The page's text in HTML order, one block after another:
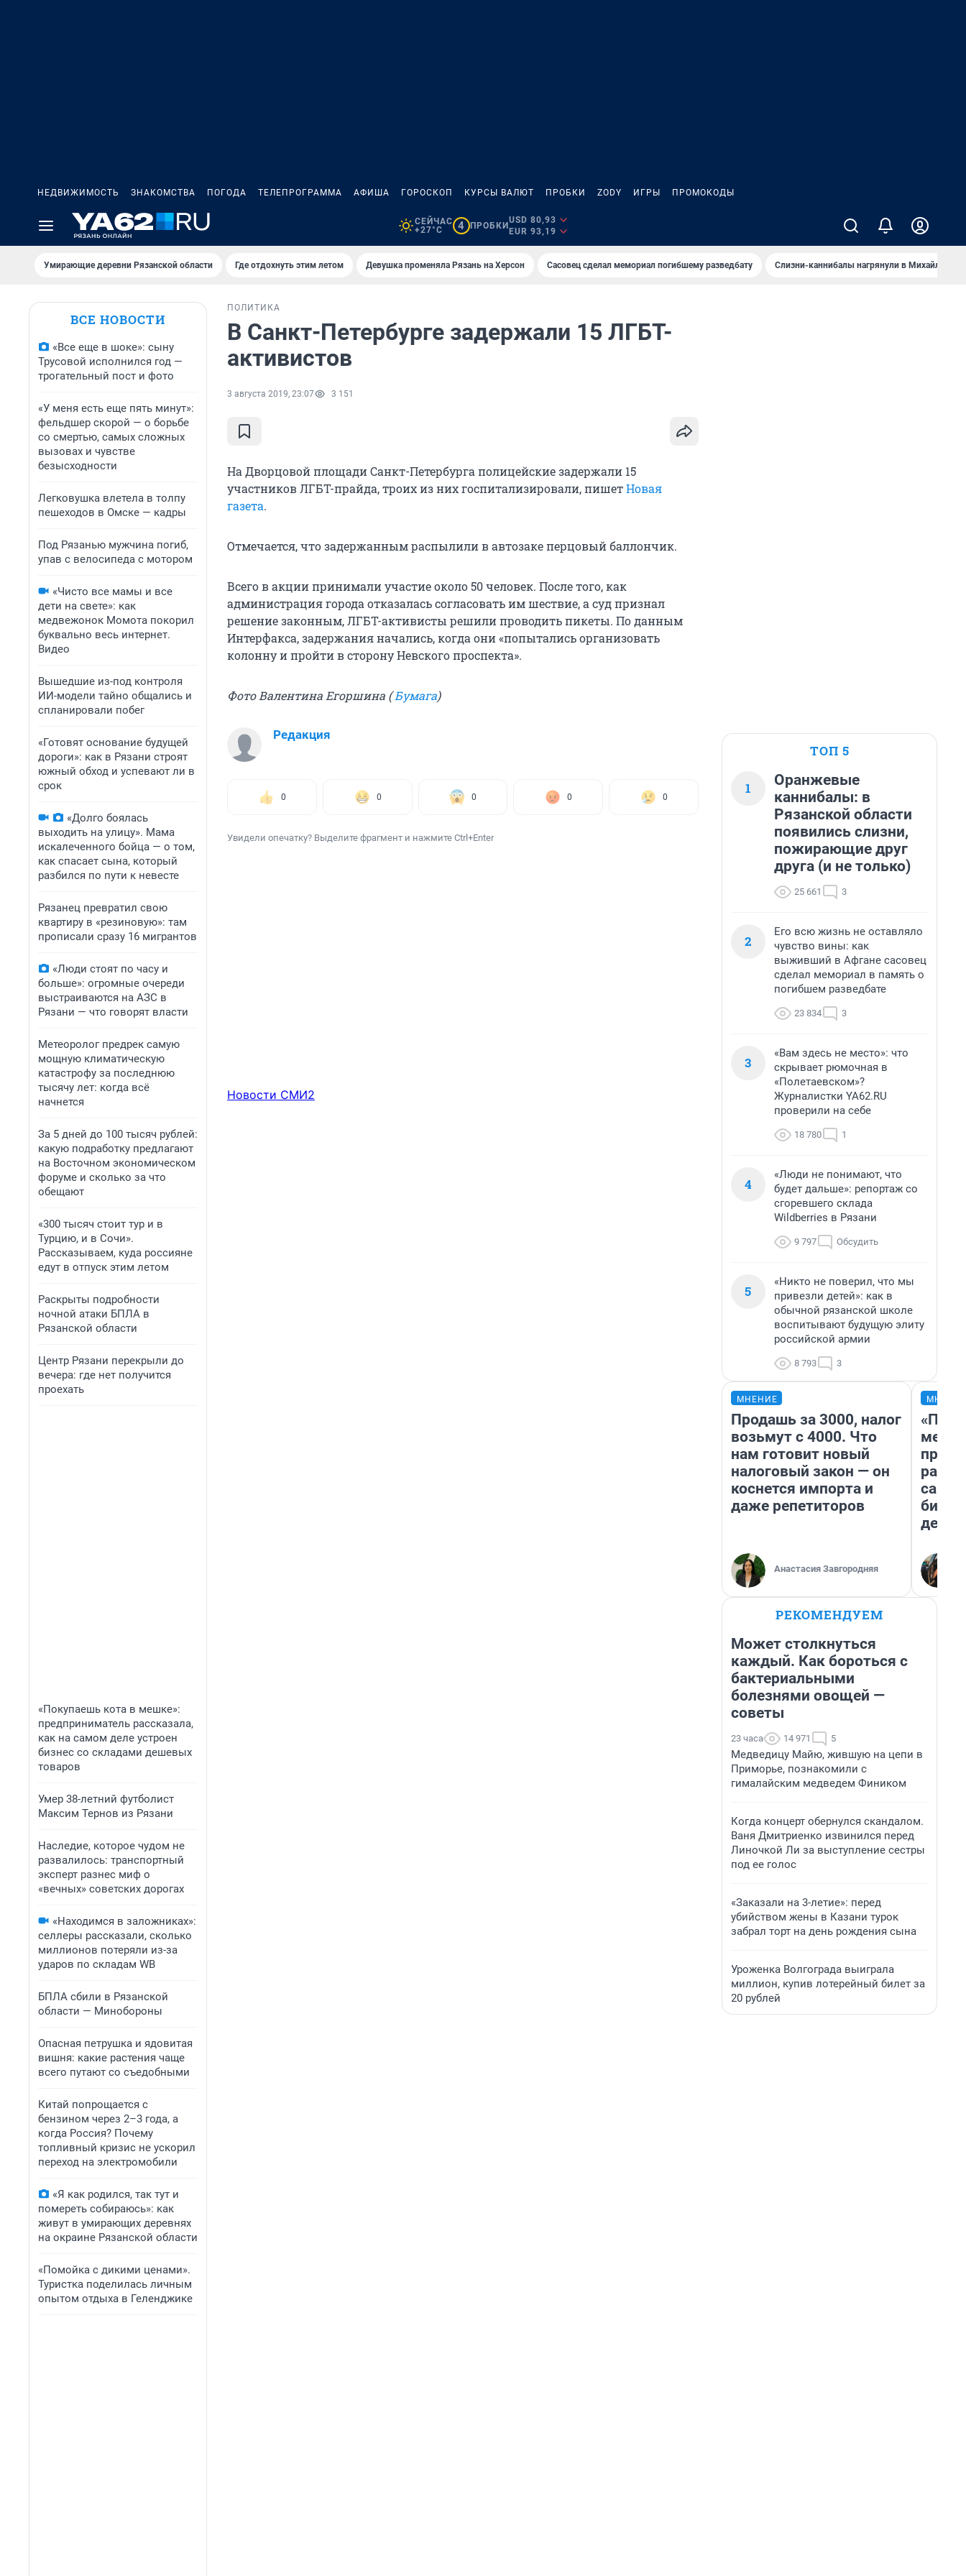
НЕДВИЖИМОСТЬ ЗНАКОМСТВА ПОГОДА ТЕЛЕПРОГРАММА АФИША ГОРОСКОП КУРСЫ ВАЛЮТ ПРОБКИ ZODY ИГРЫ ПРОМОКОДЫ
СЕЙЧАС
+27°C
4 ПРОБКИ
USD 80,93
EUR 93,19
Умирающие деревни Рязанской области Где отдохнуть этим летом Девушка променяла Рязань на Херсон Сасовец сделал мемориал погибшему разведбату Слизни-каннибалы нагрянули в Михайлов
ВСЕ НОВОСТИ
«Все еще в шоке»: сыну
Трусовой исполнился год —
трогательный пост и фото
«У меня есть еще пять минут»:
фельдшер скорой — о борьбе
со смертью, самых сложных
вызовах и чувстве
безысходности
Легковушка влетела в толпу
пешеходов в Омске — кадры
Под Рязанью мужчина погиб,
упав с велосипеда с мотором
«Чисто все мамы и все
дети на свете»: как
медвежонок Момота покорил
буквально весь интернет.
Видео
Вышедшие из-под контроля
ИИ-модели тайно общались и
спланировали побег
«Готовят основание будущей
дороги»: как в Рязани строят
южный обход и успевают ли в
срок
«Долго боялась
выходить на улицу». Мама
искалеченного бойца — о том,
как спасает сына, который
разбился по пути к невесте
Рязанец превратил свою
квартиру в «резиновую»: там
прописали сразу 16 мигрантов
«Люди стоят по часу и
больше»: огромные очереди
выстраиваются на АЗС в
Рязани — что говорят власти
Метеоролог предрек самую
мощную климатическую
катастрофу за последнюю
тысячу лет: когда всё
начнется
За 5 дней до 100 тысяч рублей:
какую подработку предлагают
на Восточном экономическом
форуме и сколько за что
обещают
«300 тысяч стоит тур и в
Турцию, и в Сочи».
Рассказываем, куда россияне
едут в отпуск этим летом
Раскрыты подробности
ночной атаки БПЛА в
Рязанской области
Центр Рязани перекрыли до
вечера: где нет получится
проехать
«Покупаешь кота в мешке»:
предприниматель рассказала,
как на самом деле устроен
бизнес со складами дешевых
товаров
Умер 38-летний футболист
Максим Тернов из Рязани
Наследие, которое чудом не
развалилось: транспортный
эксперт разнес миф о
«вечных» советских дорогах
«Находимся в заложниках»:
селлеры рассказали, сколько
миллионов потеряли из-за
ударов по складам WB
БПЛА сбили в Рязанской
области — Минобороны
Опасная петрушка и ядовитая
вишня: какие растения чаще
всего путают со съедобными
Китай попрощается с
бензином через 2–3 года, а
когда Россия? Почему
топливный кризис не ускорил
переход на электромобили
«Я как родился, так тут и
помереть собираюсь»: как
живут в умирающих деревнях
на окраине Рязанской области
«Помойка с дикими ценами».
Туристка поделилась личным
опытом отдыха в Геленджике
ПОЛИТИКА
В Санкт-Петербурге задержали 15 ЛГБТ-
активистов
3 августа 2019, 23:07 3 151
На Дворцовой площади Санкт-Петербурга полицейские задержали 15
участников ЛГБТ-прайда, троих из них госпитализировали, пишетНовая
газета.
Отмечается, что задержанным распылили в автозаке перцовый баллончик.
Всего в акции принимали участие около 50 человек. После того, как
администрация города отказалась согласовать им шествие, а суд признал
решение законным, ЛГБТ-активисты решили проводить пикеты. По данным
Интерфакса, задержания начались, когда они «попытались организовать
колонну и пройти в сторону Невского проспекта».
Фото Валентина Егоршина (Бумага)
Редакция
0 0 0 0 0
Увидели опечатку? Выделите фрагмент и нажмите Ctrl+Enter
Новости СМИ2
ТОП 5
1
Оранжевые
каннибалы: в
Рязанской области
появились слизни,
пожирающие друг
друга (и не только)
25 661 3
2
Его всю жизнь не оставляло
чувство вины: как
выживший в Афгане сасовец
сделал мемориал в память о
погибшем разведбате
23 834 3
3
«Вам здесь не место»: что
скрывает рюмочная в
«Полетаевском»?
Журналистки YA62.RU
проверили на себе
18 780 1
4
«Люди не понимают, что
будет дальше»: репортаж со
сгоревшего склада
Wildberries в Рязани
9 797 Обсудить
5
«Никто не поверил, что мы
привезли детей»: как в
обычной рязанской школе
воспитывают будущую элиту
российской армии
8 793 3
МНЕНИЕ
Продашь за 3000, налог
возьмут с 4000. Что
нам готовит новый
налоговый закон — он
коснется импорта и
даже репетиторов
Анастасия Завгородняя
РЕКОМЕНДУЕМ
Может столкнуться
каждый. Как бороться с
бактериальными
болезнями овощей —
советы
23 часа 14 971 5
Медведицу Майю, жившую на цепи в
Приморье, познакомили с
гималайским медведем Фиником
Когда концерт обернулся скандалом.
Ваня Дмитриенко извинился перед
Линочкой Ли за выступление сестры
под ее голос
«Заказали на 3-летие»: перед
убийством жены в Казани турок
забрал торт на день рождения сына
Уроженка Волгограда выиграла
миллион, купив лотерейный билет за
20 рублей